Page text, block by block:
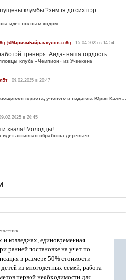
клумбы ?земля до сих пор
идет полным ходом
@МариямБайрамкулова-э8ц 15.04.2025 в 14:54
тренера. Аида- наша гордость....
клуба «Чемпион» из Учкекена
09.02.2025 в 20:47
В Черкесске чествовали выдающегося юриста, учёного и педагога Юрия Калмыкова
в 20:45
и хвала! Молодцы!
активная обработка деревьев